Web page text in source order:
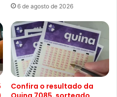
6 de agosto de 2026
Confira o resultado da